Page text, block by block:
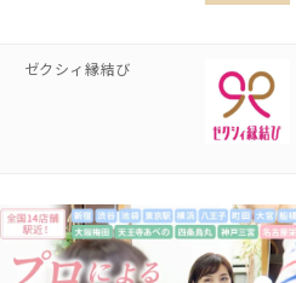
ゼクシィ縁結び